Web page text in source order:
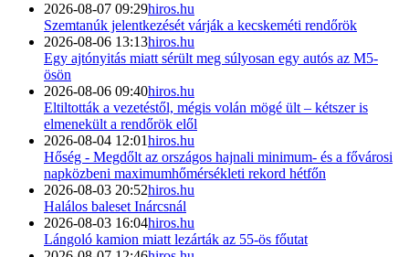
2026-08-07 09:29hiros.hu
Szemtanúk jelentkezését várják a kecskeméti rendőrök
2026-08-06 13:13hiros.hu
Egy ajtónyitás miatt sérült meg súlyosan egy autós az M5-
ösön
2026-08-06 09:40hiros.hu
Eltiltották a vezetéstől, mégis volán mögé ült – kétszer is
elmenekült a rendőrök elől
2026-08-04 12:01hiros.hu
Hőség - Megdőlt az országos hajnali minimum- és a fővárosi
napközbeni maximumhőmérsékleti rekord hétfőn
2026-08-03 20:52hiros.hu
Halálos baleset Inárcsnál
2026-08-03 16:04hiros.hu
Lángoló kamion miatt lezárták az 55-ös főutat